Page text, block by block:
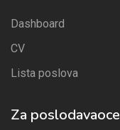
Dashboard
CV
Lista poslova
Za poslodavaoce